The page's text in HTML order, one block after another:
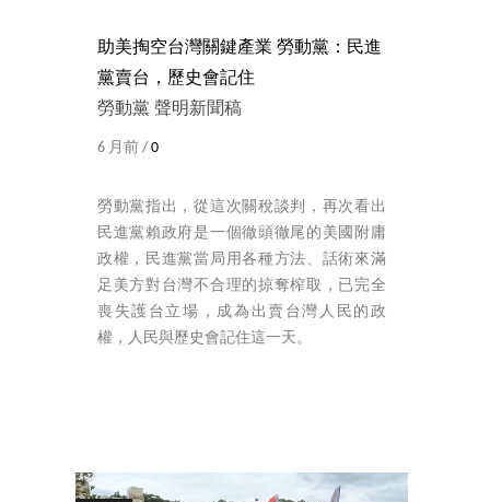
助美掏空台灣關鍵產業 勞動黨：民進
黨賣台，歷史會記住
勞動黨 聲明新聞稿
6 月前 / 0
勞動黨指出，從這次關稅談判，再次看出
民進黨賴政府是一個徹頭徹尾的美國附庸
政權，民進黨當局用各種方法、話術來滿
足美方對台灣不合理的掠奪榨取，已完全
喪失護台立場，成為出賣台灣人民的政
權，人民與歷史會記住這一天。